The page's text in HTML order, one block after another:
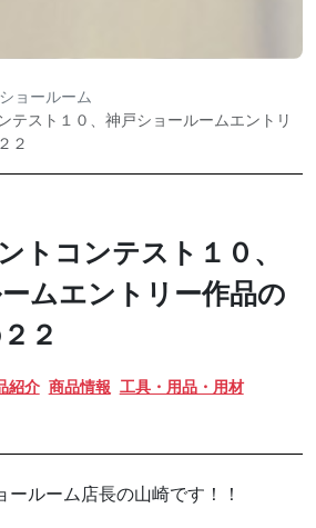
ョールーム
テスト１０、神戸ショールームエントリ
２
トコンテスト１０、
ムエントリー作品の
２
紹介 商品情報 工具・用品・用材
ールーム店長の山崎です！！